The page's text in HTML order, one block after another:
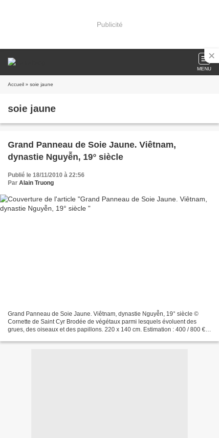
Publicité
MENU
Accueil » soie jaune
soie jaune
Grand Panneau de Soie Jaune. Viêtnam,
dynastie Nguyễn, 19° siècle
Publié le 18/11/2010 à 22:56
Par Alain Truong
Grand Panneau de Soie Jaune. Viêtnam, dynastie Nguyễn, 19° siècle ©
Cornette de Saint Cyr Brodée de végétaux parmi lesquels évoluent des
grues, des oiseaux et des papillons. 220 x 140 cm. Estimation : 400 / 800 €